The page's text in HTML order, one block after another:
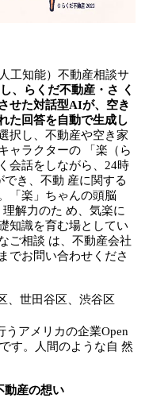
工知能）不動産相談サ
、らくだ不動産・さ く
せた対話型AIが、空き
た回答を自動で生成し
択し、不動産や空き家
ャラクターの 「楽（ら
会話をしながら、24時
き、不動 産に関する
「楽」ちゃんの頭脳
理解力のた め、気楽に
知識を育む場としてい
ご相談 は、不動産会社
でお問い合わせくださ
、世田谷区、渋谷区
アメリカの企業Open
す。人間のような自 然
動産の想い